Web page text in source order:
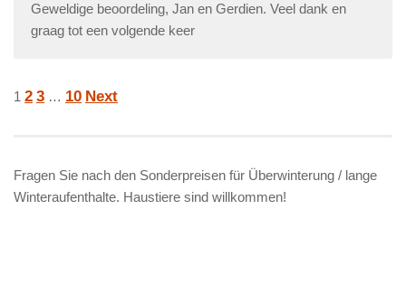
Geweldige beoordeling, Jan en Gerdien. Veel dank en
graag tot een volgende keer
Navigation
Seite
1 Seite
2 Seite
3 … Seite
10 Next
Fragen Sie nach den Sonderpreisen für Überwinterung / lange
Winteraufenthalte. Haustiere sind willkommen!